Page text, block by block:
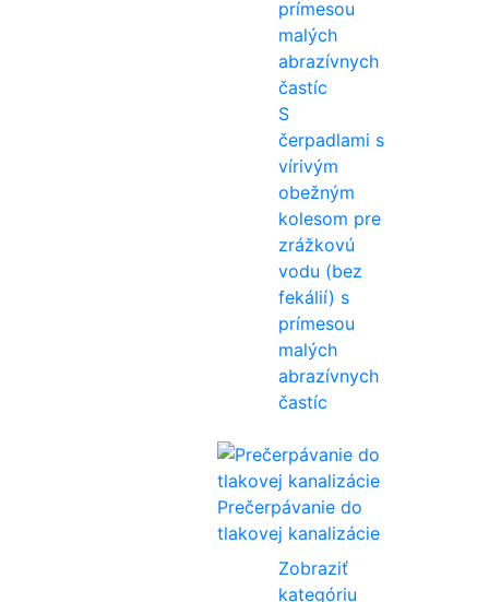
S
čerpadlami s
vírivým
obežným
kolesom pre
zrážkovú
vodu (bez
fekálií) s
prímesou
malých
abrazívnych
častíc
Prečerpávanie do
tlakovej kanalizácie
Zobraziť
kategóriu